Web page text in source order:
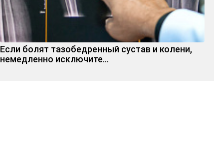
Если болят тазобедренный сустав и колени,
немедленно исключите...